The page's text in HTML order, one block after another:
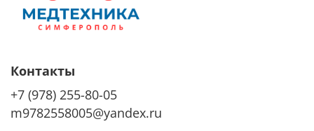
Контакты
+7 (978) 255-80-05
m9782558005@yandex.ru